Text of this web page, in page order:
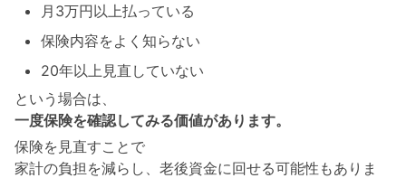
月3万円以上払っている
保険内容をよく知らない
20年以上見直していない
という場合は、
一度保険を確認してみる価値があります。
保険を見直すことで
家計の負担を減らし、老後資金に回せる可能性もありま